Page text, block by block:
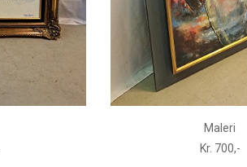
Maleri
Kr. 700,-